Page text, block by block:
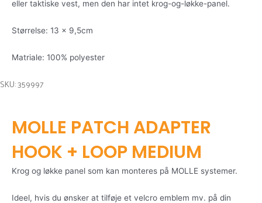
eller taktiske vest, men den har intet krog-og-løkke-panel.
Størrelse: 13 x 9,5cm
Matriale: 100% polyester
SKU: 359997
MOLLE PATCH ADAPTER
HOOK + LOOP MEDIUM
Krog og løkke panel som kan monteres på MOLLE systemer.
Ideel, hvis du ønsker at tilføje et velcro emblem mv. på din